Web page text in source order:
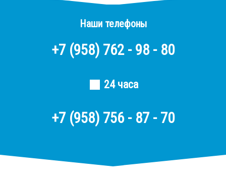
Наши телефоны
+7 (958) 762 - 98 - 80
24 часа
+7 (958) 756 - 87 - 70